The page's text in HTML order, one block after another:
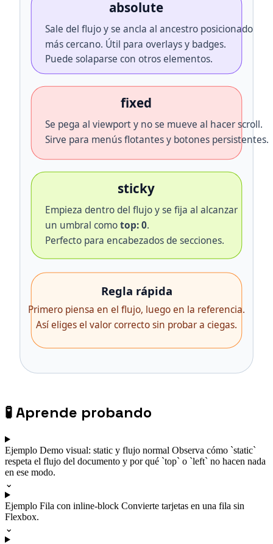
🧪Aprende probando
Ejemplo Demo visual: static y flujo normal Observa cómo `static`
respeta el flujo del documento y por qué `top` o `left` no hacen nada
en ese modo.
⌄
Ejemplo Fila con inline-block Convierte tarjetas en una fila sin
Flexbox.
⌄